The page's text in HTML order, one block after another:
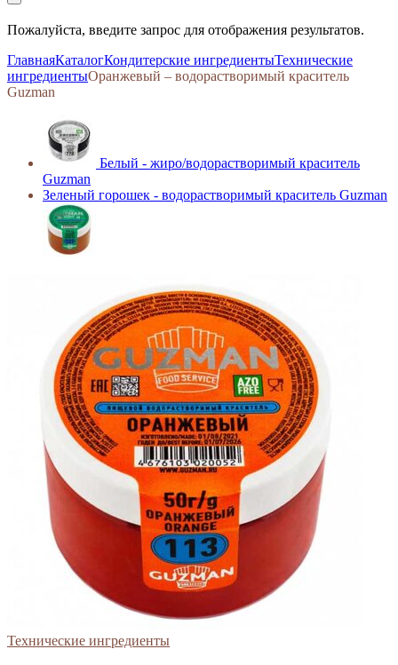
Пожалуйста, введите запрос для отображения результатов.
ГлавнаяКаталогКондитерские ингредиентыТехнические
ингредиентыОранжевый – водорастворимый краситель
Guzman
Белый - жиро/водорастворимый краситель
Guzman
Зеленый горошек - водорастворимый краситель Guzman
Технические ингредиенты